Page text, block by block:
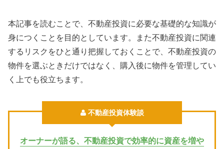
本記事を読むことで、不動産投資に必要な基礎的な知識が
身につくことを目的としています。また不動産投資に関連
するリスクをひと通り把握しておくことで、不動産投資の
物件を選ぶときだけではなく、購入後に物件を管理してい
く上でも役立ちます。
不動産投資体験談
オーナーが語る、不動産投資で効率的に資産を増や